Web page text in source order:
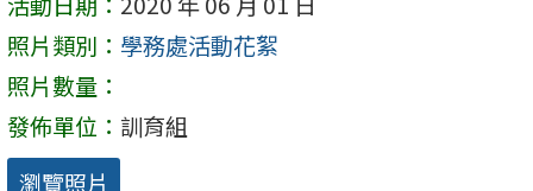
照片類別： 學務處活動花絮
照片數量：
發佈單位： 訓育組
瀏覽照片